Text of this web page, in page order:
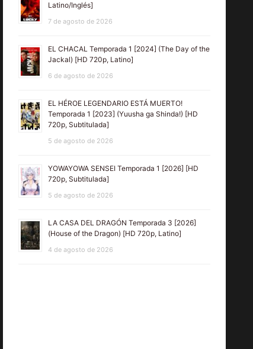
Trilogía EL
ARO (The
Ring) [HD
Latino/Inglés]
7 de agosto de 2026
EL CHACAL Temporada 1 [2024] (The Day of the
Jackal) [HD 720p, Latino]
6 de agosto de 2026
EL HÉROE LEGENDARIO ESTÁ MUERTO!
Temporada 1 [2023] (Yuusha ga Shinda!) [HD
720p, Subtitulada]
5 de agosto de 2026
YOWAYOWA SENSEI Temporada 1 [2026] [HD
720p, Subtitulada]
5 de agosto de 2026
LA CASA DEL DRAGÓN Temporada 3 [2026]
(House of the Dragon) [HD 720p, Latino]
4 de agosto de 2026